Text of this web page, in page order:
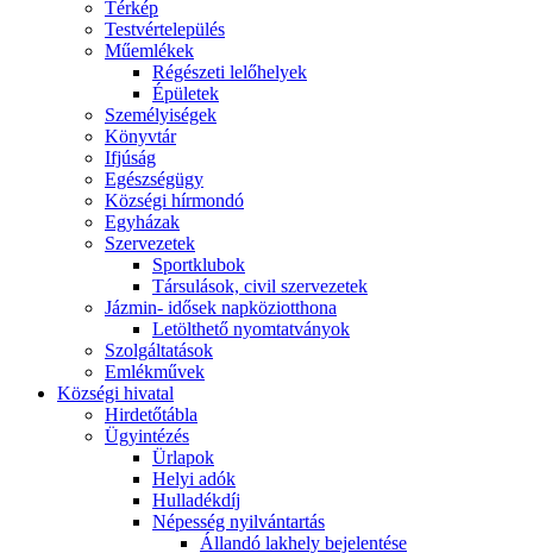
Térkép
Testvértelepülés
Műemlékek
Régészeti lelőhelyek
Épületek
Személyiségek
Könyvtár
Ifjúság
Egészségügy
Községi hírmondó
Egyházak
Szervezetek
Sportklubok
Társulások, civil szervezetek
Jázmin- idősek napköziotthona
Letölthető nyomtatványok
Szolgáltatások
Emlékművek
Községi hivatal
Hirdetőtábla
Ügyintézés
Ürlapok
Helyi adók
Hulladékdíj
Népesség nyilvántartás
Állandó lakhely bejelentése